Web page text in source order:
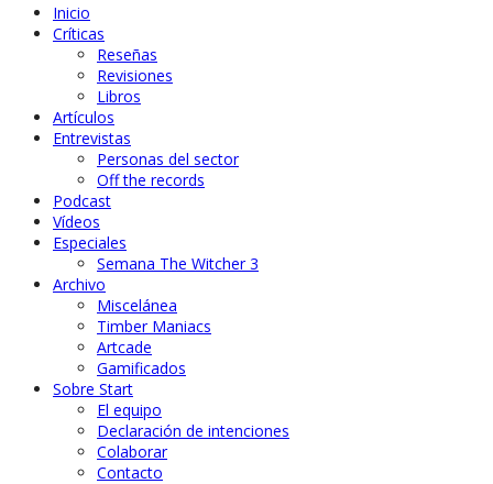
Inicio
Críticas
Reseñas
Revisiones
Libros
Artículos
Entrevistas
Personas del sector
Off the records
Podcast
Vídeos
Especiales
Semana The Witcher 3
Archivo
Miscelánea
Timber Maniacs
Artcade
Gamificados
Sobre Start
El equipo
Declaración de intenciones
Colaborar
Contacto